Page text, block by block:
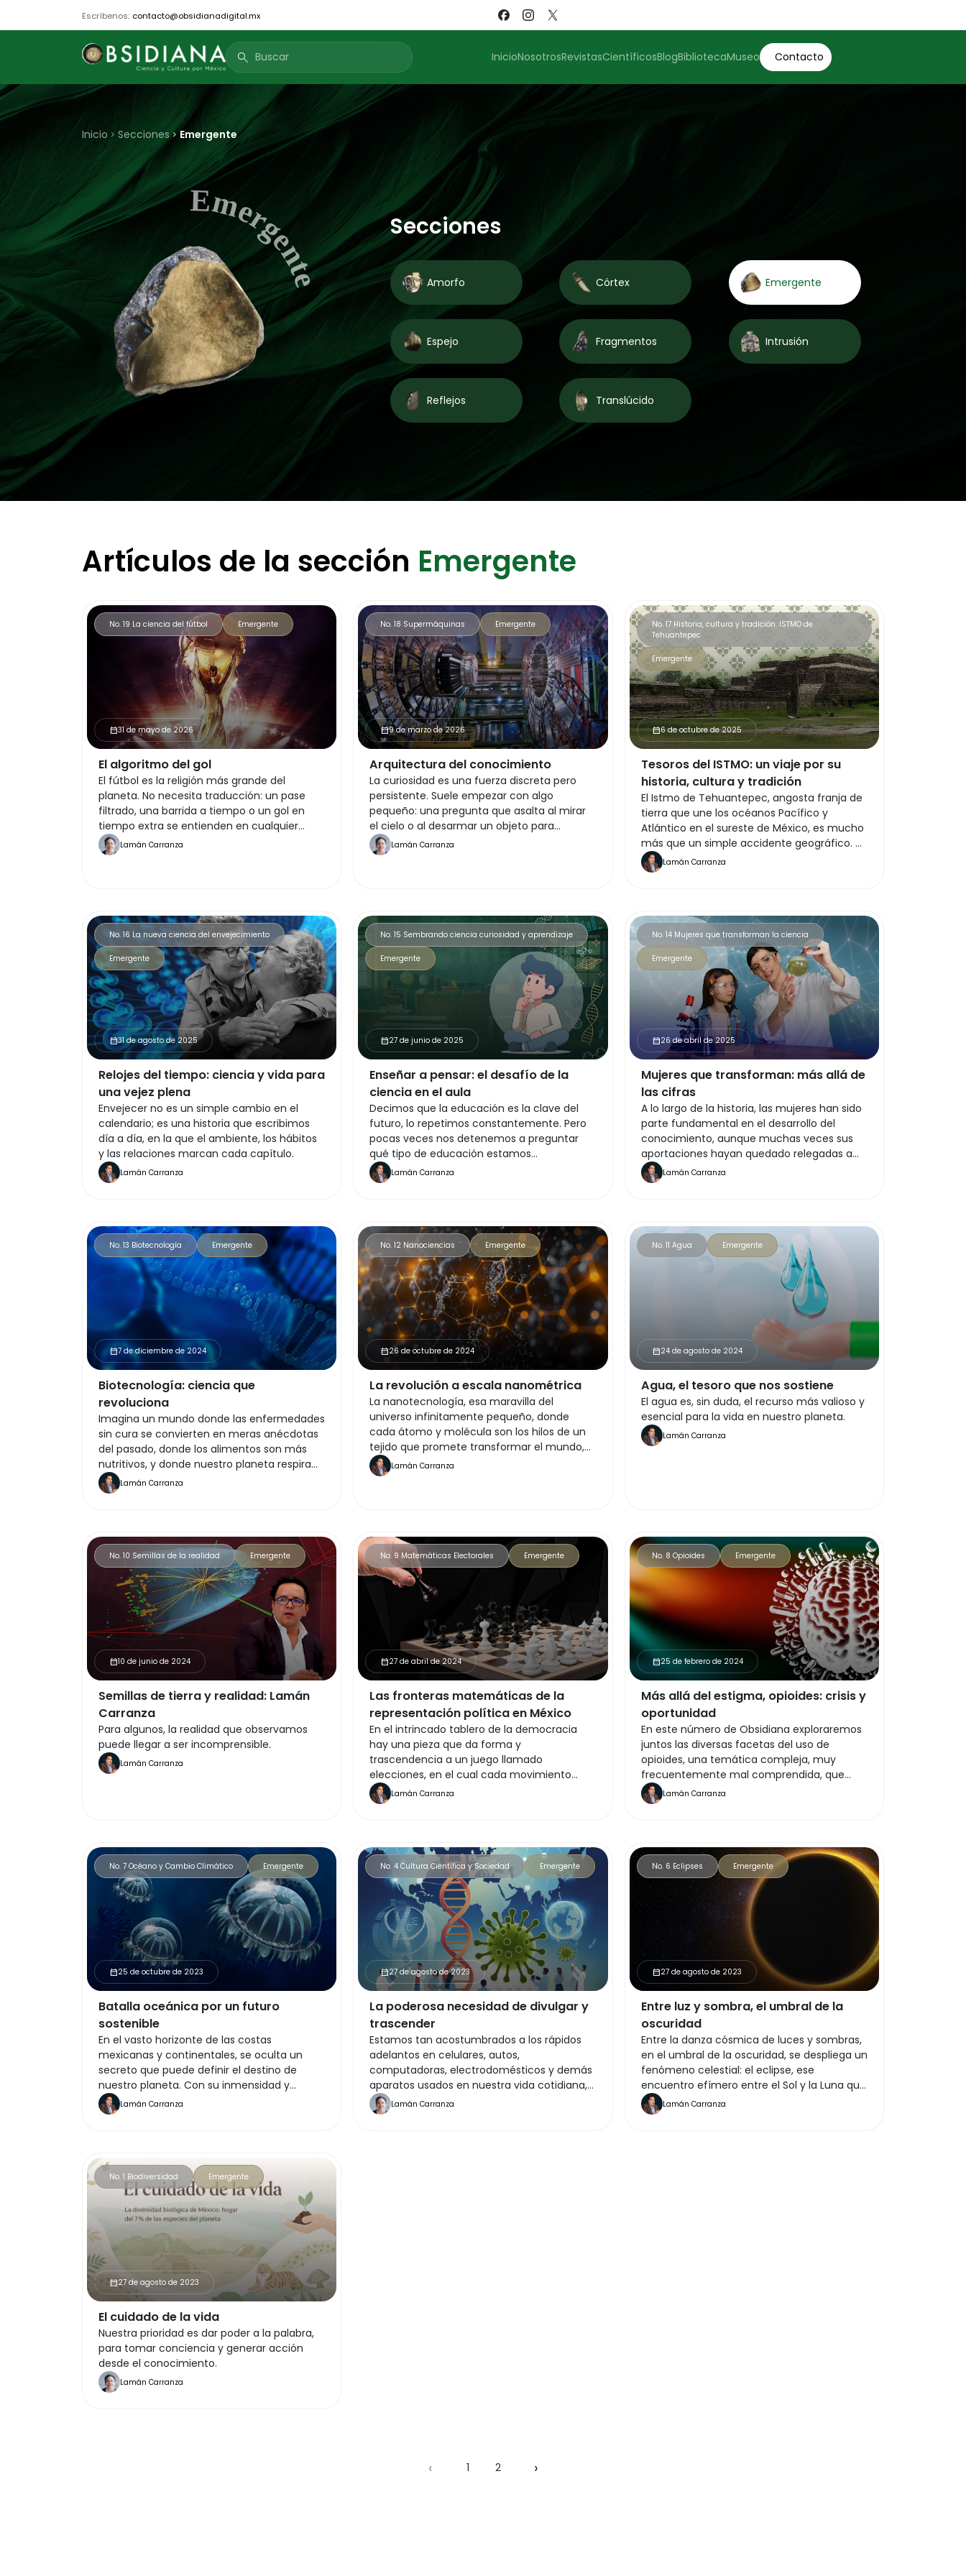
Escríbenos: contacto@obsidianadigital.mx
search InicioNosotrosRevistasCientíficosBlogBibliotecaMuseo Contacto
Inicio Secciones Emergente
Emergente Secciones
Amorfo Córtex Emergente
Espejo Fragmentos Intrusión
Reflejos Translúcido
Artículos de la sección Emergente
No. 19 La ciencia del fútbol Emergente
calendar_month31 de mayo de 2026
El algoritmo del gol
El fútbol es la religión más grande del
planeta. No necesita traducción: un pase
filtrado, una barrida a tiempo o un gol en
tiempo extra se entienden en cualquier
rincón del mundo.
Lamán Carranza
No. 18 Supermáquinas Emergente
calendar_month9 de marzo de 2026
Arquitectura del conocimiento
La curiosidad es una fuerza discreta pero
persistente. Suele empezar con algo
pequeño: una pregunta que asalta al mirar
el cielo o al desarmar un objeto para
entender cómo funciona. Sin embargo,
cuando esa chispa se organiza y se suma a
"supermáquinas", la materialización física de
una apuesta colectiva por lo desconocido
que va mucho más allá de la simple
ingeniería.
Lamán Carranza
No. 17 Historia, cultura y tradición: ISTMO de
Tehuantepec
Emergente
calendar_month6 de octubre de 2025
Tesoros del ISTMO: un viaje por su
historia, cultura y tradición
El Istmo de Tehuantepec, angosta franja de
tierra que une los océanos Pacífico y
Atlántico en el sureste de México, es mucho
más que un simple accidente geográfico. A
lo largo de su historia, esta región ha sido un
puente entre diversas culturas, un crisol
rica y compleja identidad cultural.
Lamán Carranza
No. 16 La nueva ciencia del envejecimiento
Emergente
calendar_month31 de agosto de 2025
Relojes del tiempo: ciencia y vida para
una vejez plena
Envejecer no es un simple cambio en el
calendario; es una historia que escribimos
día a día, en la que el ambiente, los hábitos
y las relaciones marcan cada capítulo.
Lamán Carranza
No. 15 Sembrando ciencia curiosidad y aprendizaje
Emergente
calendar_month27 de junio de 2025
Enseñar a pensar: el desafío de la
ciencia en el aula
Decimos que la educación es la clave del
futuro, lo repetimos constantemente. Pero
pocas veces nos detenemos a preguntar
qué tipo de educación estamos
construyendo. ¿Formamos estudiantes que
saben repetir información, o personas con
Lamán Carranza
No. 14 Mujeres que transforman la ciencia
Emergente
calendar_month26 de abril de 2025
Mujeres que transforman: más allá de
las cifras
A lo largo de la historia, las mujeres han sido
parte fundamental en el desarrollo del
conocimiento, aunque muchas veces sus
aportaciones hayan quedado relegadas a
los márgenes de los libros, silenciadas en los
laboratorios o eclipsadas por estructuras
Lamán Carranza
No. 13 Biotecnología Emergente
calendar_month7 de diciembre de 2024
Biotecnología: ciencia que
revoluciona
Imagina un mundo donde las enfermedades
sin cura se convierten en meras anécdotas
del pasado, donde los alimentos son más
nutritivos, y donde nuestro planeta respira
aliviado gracias a prácticas sostenibles. Este
es el futuro que la biotecnología está
Lamán Carranza
No. 12 Nanociencias Emergente
calendar_month26 de octubre de 2024
La revolución a escala nanométrica
La nanotecnología, esa maravilla del
universo infinitamente pequeño, donde
cada átomo y molécula son los hilos de un
tejido que promete transformar el mundo,
ha sido subestimada y frenada en nuestro
país, principalmente por su aparente alto
desafíos?
Lamán Carranza
No. 11 Agua Emergente
calendar_month24 de agosto de 2024
Agua, el tesoro que nos sostiene
El agua es, sin duda, el recurso más valioso y
esencial para la vida en nuestro planeta.
Lamán Carranza
No. 10 Semillas de la realidad Emergente
calendar_month10 de junio de 2024
Semillas de tierra y realidad: Lamán
Carranza
Para algunos, la realidad que observamos
puede llegar a ser incomprensible.
Lamán Carranza
No. 9 Matemáticas Electorales Emergente
calendar_month27 de abril de 2024
Las fronteras matemáticas de la
representación política en México
En el intrincado tablero de la democracia
hay una pieza que da forma y
trascendencia a un juego llamado
elecciones, en el cual cada movimiento
define el destino de las naciones y sus
habitantes; son métodos y algoritmos que
Lamán Carranza
No. 8 Opioides Emergente
calendar_month25 de febrero de 2024
Más allá del estigma, opioides: crisis y
oportunidad
En este número de Obsidiana exploraremos
juntos las diversas facetas del uso de
opioides, una temática compleja, muy
frecuentemente mal comprendida, que
requiere un análisis profundo.
Lamán Carranza
No. 7 Océano y Cambio Climático Emergente
calendar_month25 de octubre de 2023
Batalla oceánica por un futuro
sostenible
En el vasto horizonte de las costas
mexicanas y continentales, se oculta un
secreto que puede definir el destino de
nuestro planeta. Con su inmensidad y
misterio, los océanos son mucho más que
inconmensurables extensiones de agua; son
silenciosos de la historia de la humanidad.
Lamán Carranza
No. 4 Cultura Científica y Sociedad Emergente
calendar_month27 de agosto de 2023
La poderosa necesidad de divulgar y
trascender
Estamos tan acostumbrados a los rápidos
adelantos en celulares, autos,
computadoras, electrodomésticos y demás
aparatos usados en nuestra vida cotidiana,
que ya no percibimos la importancia y el
gran impacto que tienen la ciencia y la
Lamán Carranza
No. 6 Eclipses Emergente
calendar_month27 de agosto de 2023
Entre luz y sombra, el umbral de la
oscuridad
Entre la danza cósmica de luces y sombras,
en el umbral de la oscuridad, se despliega un
fenómeno celestial: el eclipse, ese
encuentro efímero entre el Sol y la Luna que
ha fascinado a la humanidad desde el inicio
de los tiempos.
Lamán Carranza
No. 1 Biodiversidad Emergente
calendar_month27 de agosto de 2023
El cuidado de la vida
Nuestra prioridad es dar poder a la palabra,
para tomar conciencia y generar acción
desde el conocimiento.
Lamán Carranza
‹ 1 2 ›